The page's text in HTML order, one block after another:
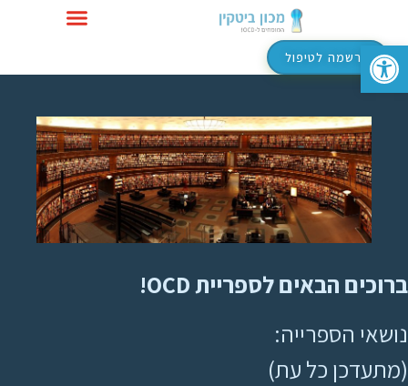
פתח סרגל נגישותהרשמה לטיפול
ברוכים הבאים לספריית OCD!
נושאי הספרייה:
(מתעדכן כל עת)